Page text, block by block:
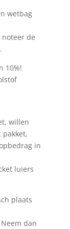
wetbag
de
10%!
willen
pakket,
in
luiers
plaats
dan